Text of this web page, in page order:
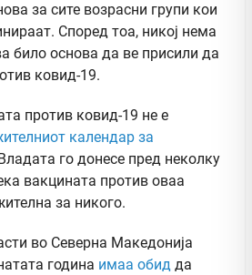
за сите возрасни групи кои
Според тоа, никој нема
било основа да ве присили да
ковид-19.
против ковид-19 не е
календар за
го донесе пред неколку
вакцината против оваа
за никого.
во Северна Македонија
година имаа обид да